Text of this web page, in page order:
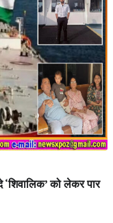
को लेकर पार